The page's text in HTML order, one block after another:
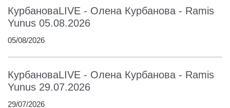
КурбановаLIVE - Олена Курбанова - Ramis
Yunus 05.08.2026
05/08/2026
КурбановаLIVE - Олена Курбанова - Ramis
Yunus 29.07.2026
29/07/2026